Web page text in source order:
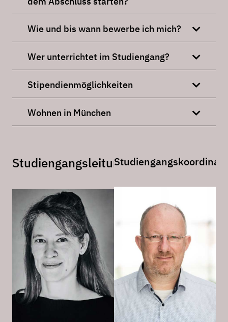
Wie und bis wann bewerbe ich mich?
Wer unterrichtet im Studiengang?
Stipendienmöglichkeiten
Wohnen in München
Studiengangsleitung